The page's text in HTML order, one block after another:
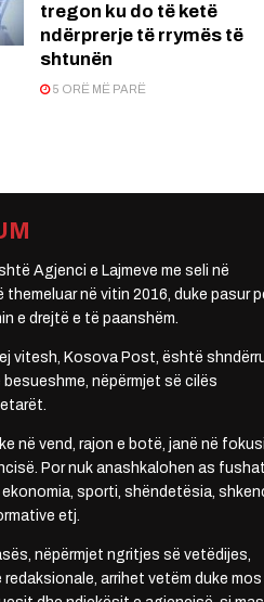
tregon ku do të ketë
ndërprerje të rrymës të
shtunën
5 ORË MË PARË
Agjenci e Lajmeve me seli në
themeluar në vitin 2016, duke pasur
e drejtë e të paanshëm.
vitesh, Kosova Post, është
nëpërmjet së cilës
në vend, rajon e botë, janë në
Por nuk anashkalohen as
sporti, shëndetësia,
etj.
nëpërmjet ngritjes së vetëdijes,
arrihet vetëm duke mos